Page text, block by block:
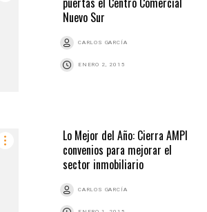
Nuevo Sur
CARLOS GARCÍA
ENERO 2, 2015
Lo Mejor del Año: Cierra AMPI
convenios para mejorar el
sector inmobiliario
CARLOS GARCÍA